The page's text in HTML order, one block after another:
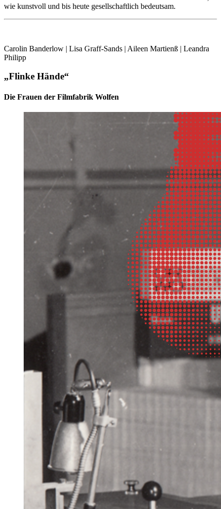
wie kunstvoll und bis heute gesellschaftlich bedeutsam.
Carolin Banderlow | Lisa Graff-Sands | Aileen Martienß | Leandra
Philipp
„Flinke Hände“
Die Frauen der Filmfabrik Wolfen